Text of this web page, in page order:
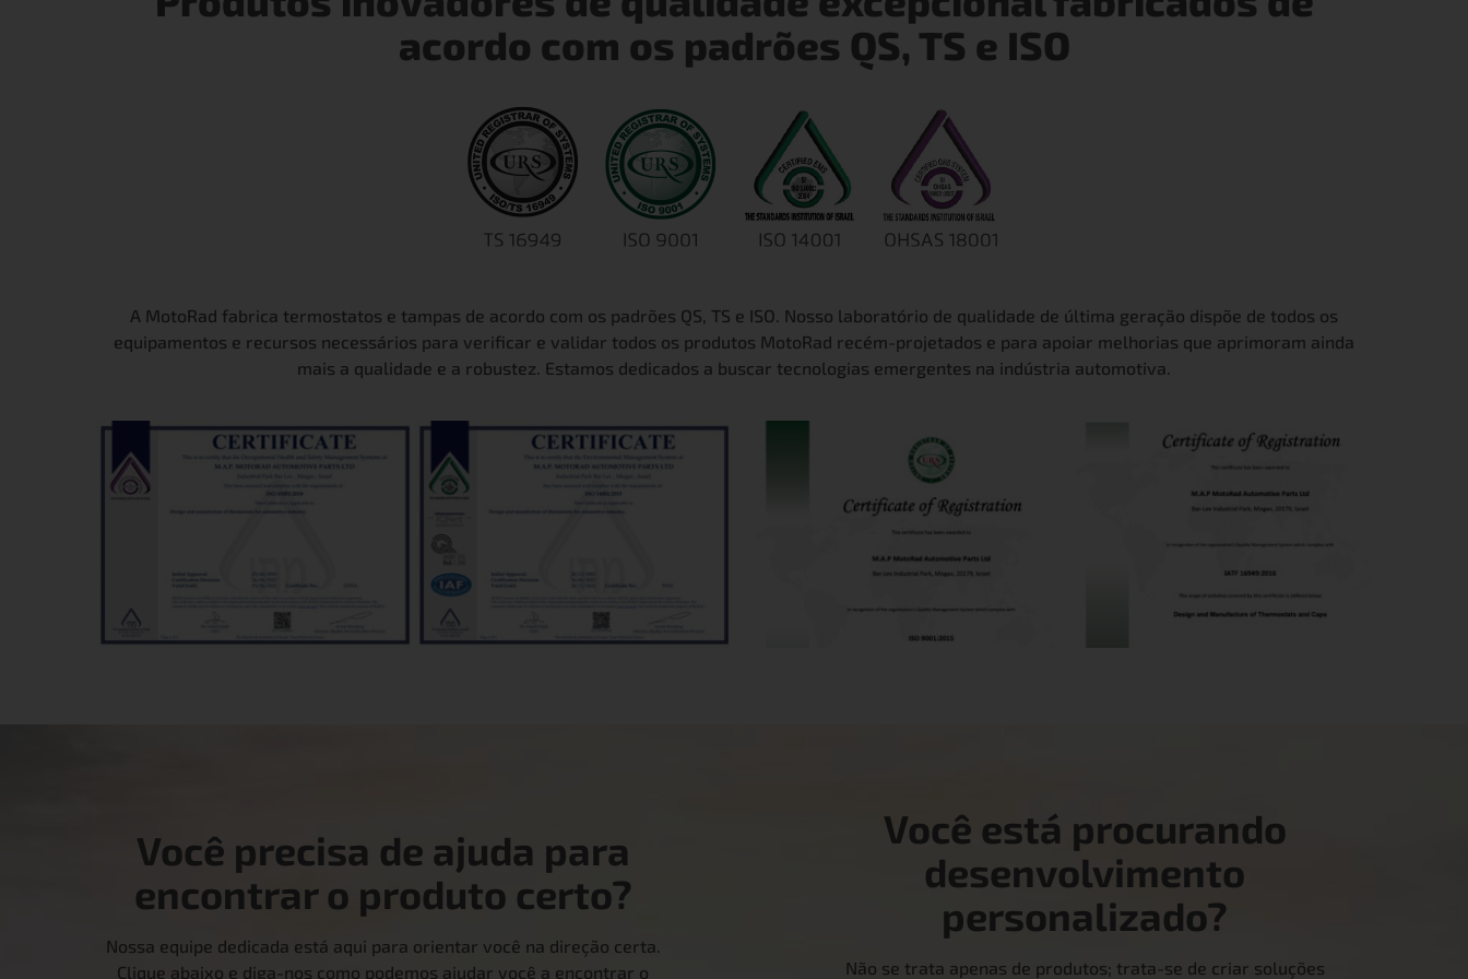
acordo com os padrões QS, TS e ISO
A MotoRad fabrica termostatos e tampas de acordo com os padrões QS, TS e ISO. Nosso laboratório de qualidade de última geração dispõe de todos os
equipamentos e recursos necessários para verificar e validar todos os produtos MotoRad recém-projetados e para apoiar melhorias que aprimoram ainda
mais a qualidade e a robustez. Estamos dedicados a buscar tecnologias emergentes na indústria automotiva.
Você precisa de ajuda para
encontrar o produto certo?
Nossa equipe dedicada está aqui para orientar você na direção certa.
Clique abaixo e diga-nos como podemos ajudar você a encontrar o
Você está procurando
desenvolvimento
personalizado?
Não se trata apenas de produtos; trata-se de criar soluções